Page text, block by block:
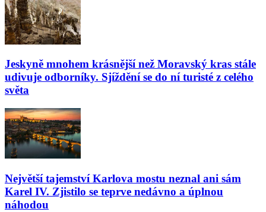
Jeskyně mnohem krásnější než Moravský kras stále
udivuje odborníky. Sjíždění se do ní turisté z celého
světa
Největší tajemství Karlova mostu neznal ani sám
Karel IV. Zjistilo se teprve nedávno a úplnou
náhodou